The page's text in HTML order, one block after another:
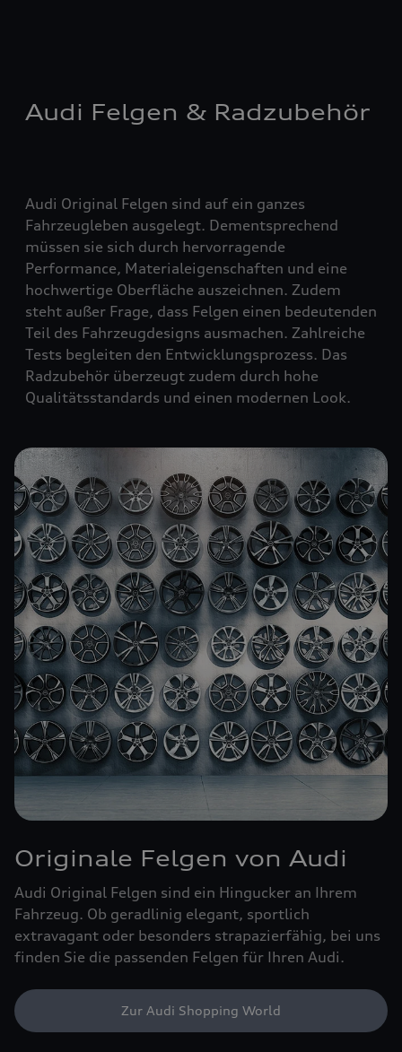
Audi Felgen & Radzubehör
Audi Original Felgen sind auf ein ganzes
Fahrzeugleben ausgelegt. Dementsprechend
müssen sie sich durch hervorragende
Performance, Materialeigenschaften und eine
hochwertige Oberfläche auszeichnen. Zudem
steht außer Frage, dass Felgen einen bedeutenden
Teil des Fahrzeugdesigns ausmachen. Zahlreiche
Tests begleiten den Entwicklungsprozess. Das
Radzubehör überzeugt zudem durch hohe
Qualitätsstandards und einen modernen Look.
Originale Felgen von Audi
Audi Original Felgen sind ein Hingucker an Ihrem
Fahrzeug. Ob geradlinig elegant, sportlich
extravagant oder besonders strapazierfähig, bei uns
finden Sie die passenden Felgen für Ihren Audi.
Zur Audi Shopping World